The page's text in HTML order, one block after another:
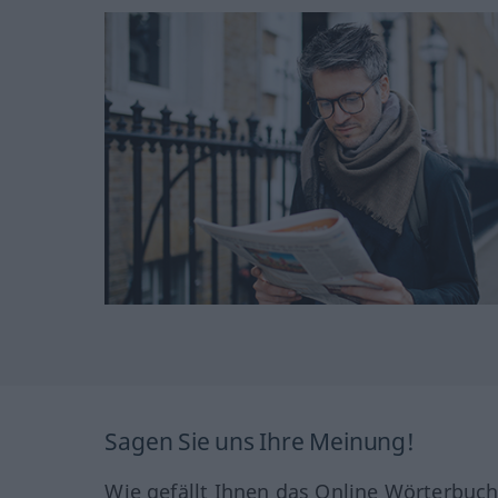
Sagen Sie uns Ihre Meinung!
Wie gefällt Ihnen das Online